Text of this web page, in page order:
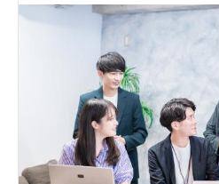
3 「士業」のセカンドオピニオン】 日
当然いらっしゃると思います。しかし、
に、ここぞというときには、別の先生の
しませんか。まずは気軽に相談だけして
えできる「士業」の先生とのパートナーシップが
おすすめです ・ビジネス拡張したい ・営業力を強化したい ・次世代幹部
を育成したい マーケティングはビジネス拡張の際必須のメソッドです。
どこの会社にも本来必須の要件です。講
ー。広告代理店仕込みの実践的マーケ
の収集手法。情報×アイディアによる価